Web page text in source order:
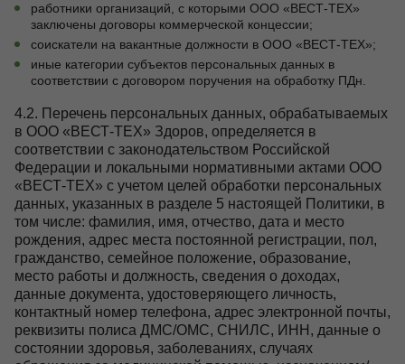
работники организаций, с которыми ООО «ВЕСТ-ТЕХ»
заключены договоры коммерческой концессии;
соискатели на вакантные должности в ООО «ВЕСТ-ТЕХ»;
иные категории субъектов персональных данных в
соответствии с договором поручения на обработку ПДн.
4.2. Перечень персональных данных, обрабатываемых
в ООО «ВЕСТ-ТЕХ» Здоров, определяется в
соответствии с законодательством Российской
Федерации и локальными нормативными актами ООО
«ВЕСТ-ТЕХ» с учетом целей обработки персональных
данных, указанных в разделе 5 настоящей Политики, в
том числе: фамилия, имя, отчество, дата и место
рождения, адрес места постоянной регистрации, пол,
гражданство, семейное положение, образование,
место работы и должность, сведения о доходах,
данные документа, удостоверяющего личность,
контактный номер телефона, адрес электронной почты,
реквизиты полиса ДМС/ОМС, СНИЛС, ИНН, данные о
состоянии здоровья, заболеваниях, случаях